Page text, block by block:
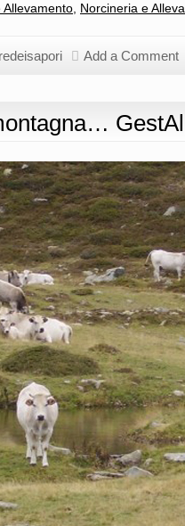
Allevamento, Norcineria e
Add a Comment